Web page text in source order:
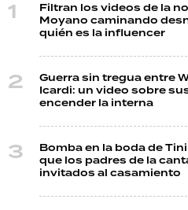
Filtran los videos de la
Moyano caminando
quién es la influencer
Guerra sin tregua entre
Icardi: un video sobre
encender la interna
Bomba en la boda de
que los padres de la
invitados al casamiento